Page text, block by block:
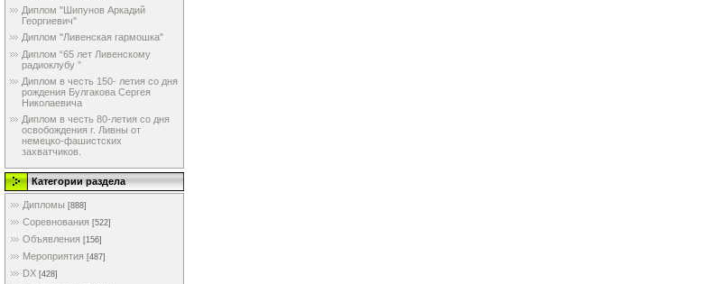
Диплом "Шипунов Аркадий
Георгиевич"
Диплом "Ливенская гармошка"
Диплом “65 лет Ливенскому
радиоклубу ”
Диплом в честь 150- летия со дня
рождения Булгакова Сергея
Николаевича
Диплом в честь 80-летия со дня
освобождения г. Ливны от
немецко-фашистских
захватчиков.
Категории раздела
Дипломы [888]
Соревнования [522]
Объявления [156]
Мероприятия [487]
DX [428]